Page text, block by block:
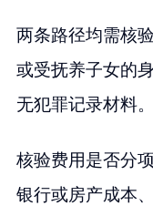
两条路径均需核
或受抚养子女的
无犯罪记录材料。
核验费用是否分
银行或房产成本